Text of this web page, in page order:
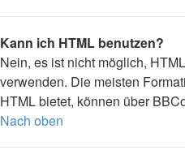
Kann ich HTML benutzen?
Nein, es ist nicht möglich,
verwenden. Die meisten
HTML bietet, können über
Nach oben